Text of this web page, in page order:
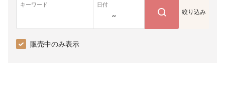
キーワード 日付
~ 絞り込み
販売中のみ表示